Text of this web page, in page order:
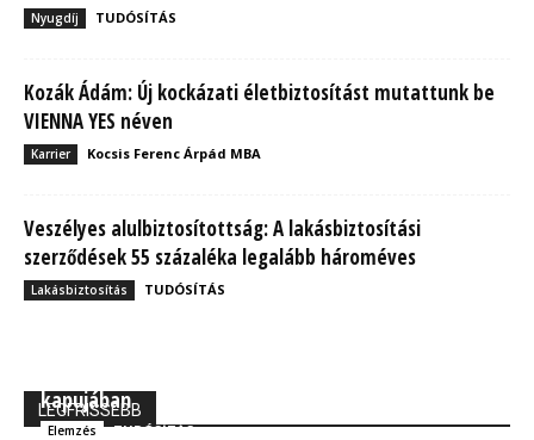
Nyugdíj TUDÓSÍTÁS
Kozák Ádám: Új kockázati életbiztosítást mutattunk be
VIENNA YES néven
Karrier Kocsis Ferenc Árpád MBA
Veszélyes alulbiztosítottság: A lakásbiztosítási
szerződések 55 százaléka legalább hároméves
Lakásbiztosítás TUDÓSÍTÁS
LEGFRISSEBB
kapujában
Elemzés TUDÓSÍTÁS